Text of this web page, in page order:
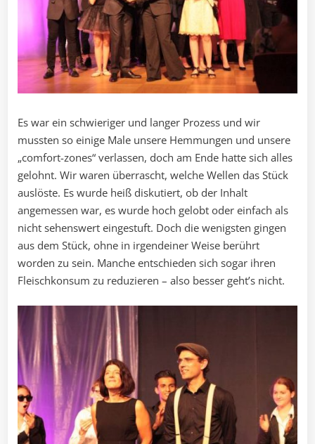
Es war ein schwieriger und langer Prozess und wir
mussten so einige Male unsere Hemmungen und unsere
„comfort-zones“ verlassen, doch am Ende hatte sich alles
gelohnt. Wir waren überrascht, welche Wellen das Stück
auslöste. Es wurde heiß diskutiert, ob der Inhalt
angemessen war, es wurde hoch gelobt oder einfach als
nicht sehenswert eingestuft. Doch die wenigsten gingen
aus dem Stück, ohne in irgendeiner Weise berührt
worden zu sein. Manche entschieden sich sogar ihren
Fleischkonsum zu reduzieren – also besser geht’s nicht.